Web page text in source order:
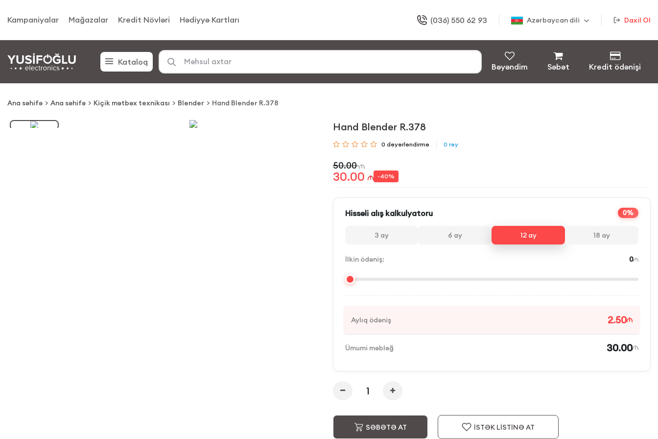
Kampaniyalar Mağazalar Kredit Növləri Hədiyyə Kartları (036) 550 62 93 Azərbaycan dili Daxil Ol
Kataloq Bəyəndim Səbət Kredit ödənişi
Ana səhifə Ana səhifə Kiçik mətbəx texnikası Blender Hand Blender R.378
Hand Blender R.378
0 dəyərləndirmə 0 rəy
50.00
30.00 -40%
Hissəli alış kalkulyatoru 0%
3 ay 6 ay 12ay 18 ay
İlkin ödəniş: 0
Aylıq ödəniş 2.50
Ümumi məbləğ 30.00
SƏBƏTƏ AT İSTƏK LİSTİNƏ AT